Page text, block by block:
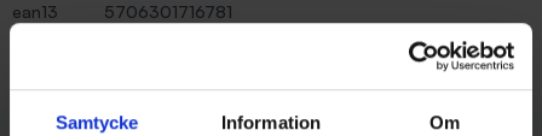
Samtycke Information Om
ean13
5706301716781